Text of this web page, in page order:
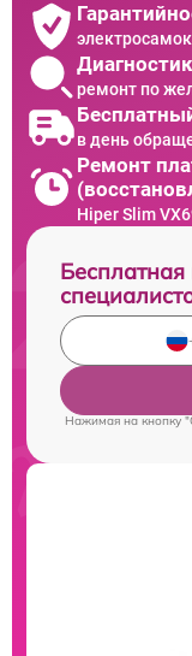
ремонт по
в день
Ремонт
Hiper Slim
Бесплатная
Нажимая на кнопку